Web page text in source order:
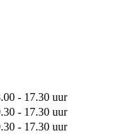
- 17.30 uur
- 17.30 uur
- 17.30 uur